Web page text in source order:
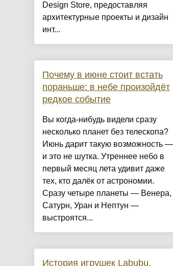
Design Store, предоставляя
архитектурные проекты и дизайн
инт...
Почему в июне стоит встать
пораньше: в небе произойдёт
редкое событие
Вы когда-нибудь видели сразу
несколько планет без телескопа?
Июнь дарит такую возможность —
и это не шутка. Утреннее небо в
первый месяц лета удивит даже
тех, кто далёк от астрономии.
Сразу четыре планеты — Венера,
Сатурн, Уран и Нептун —
выстроятся...
История игрушек Labubu,